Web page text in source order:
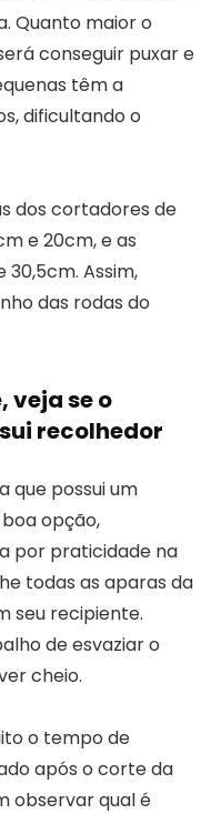
Quanto maior o
conseguir puxar e
têm a
dificultando o
dos cortadores de
e 20cm, e as
Assim,
das rodas do
veja se o
recolhedor
que possui um
opção,
por praticidade na
todas as aparas da
seu recipiente.
de esvaziar o
cheio.
o tempo de
após o corte da
observar qual é